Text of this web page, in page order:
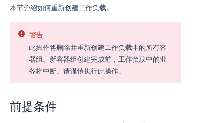
本节介绍如何重新创建工作负载。
警告
此操作将删除并重新创建工作负载中的所有容
器组。新容器组创建完成前，工作负载中的业
务将中断。请谨慎执行此操作。
前提条件